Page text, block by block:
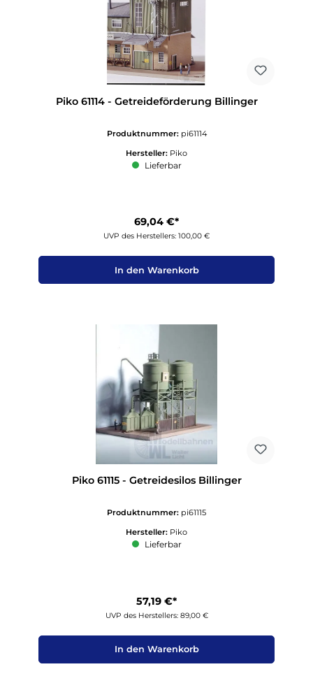
Piko 61114 - Getreideförderung Billinger
Produktnummer: pi61114
Hersteller: Piko
Lieferbar
69,04 €*
UVP des Herstellers: 100,00 €
In den Warenkorb
Piko 61115 - Getreidesilos Billinger
Produktnummer: pi61115
Hersteller: Piko
Lieferbar
57,19 €*
UVP des Herstellers: 89,00 €
In den Warenkorb